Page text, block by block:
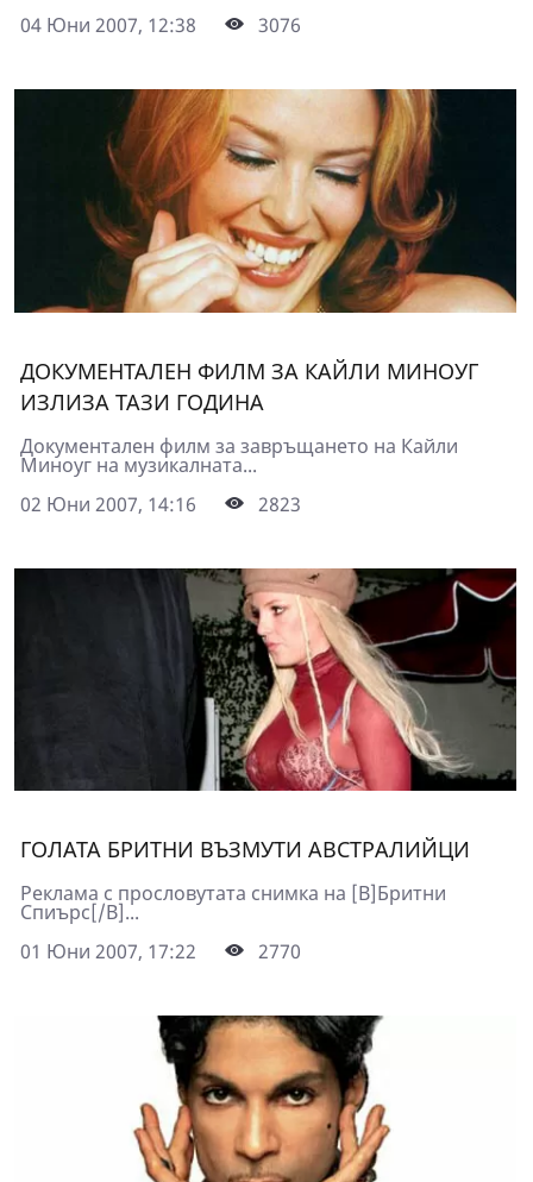
04 Юни 2007, 12:38
3076
ДОКУМЕНТАЛЕН ФИЛМ ЗА КАЙЛИ МИНОУГ
ИЗЛИЗA ТАЗИ ГОДИНА
Документален филм за завръщането на Кайли
Миноуг на музикалната...
02 Юни 2007, 14:16
2823
ГОЛАТА БРИТНИ ВЪЗМУТИ АВСТРАЛИЙЦИ
Реклама с прословутата снимка на [B]Бритни
Спиърс[/B]...
01 Юни 2007, 17:22
2770